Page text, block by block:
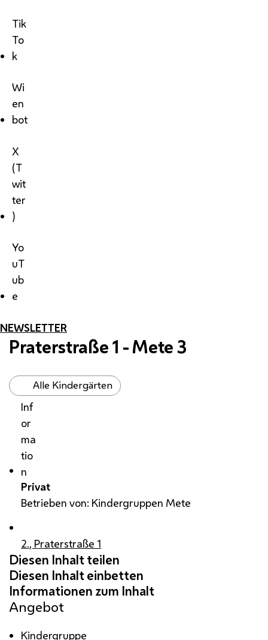
Tik
To
k
Wi
en
bot
X
(T
wit
ter
)
Yo
uT
ub
e
NEWSLETTER
Praterstraße 1 - Mete 3
Alle Kindergärten
Inf
or
ma
tio
n
Privat
Betrieben von: Kindergruppen Mete
2., Praterstraße 1
Angebot
Kindergruppe